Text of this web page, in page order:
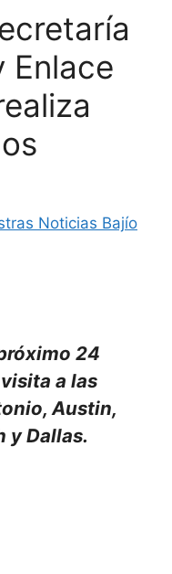
Enlace
Noticias Bajío
24
a las
Austin,
y Dallas.